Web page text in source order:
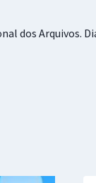
dos Arquivos.